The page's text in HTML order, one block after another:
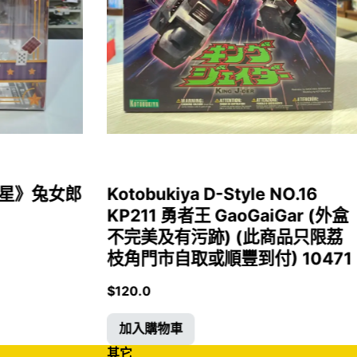
》兔女郎
Kotobukiya D-Style NO.16
KP211 勇者王 GaoGaiGar (外盒
不完美及有污跡) (此商品只限荔
枝角門市自取或順豐到付) 10471
$120.0
加入購物車
其它